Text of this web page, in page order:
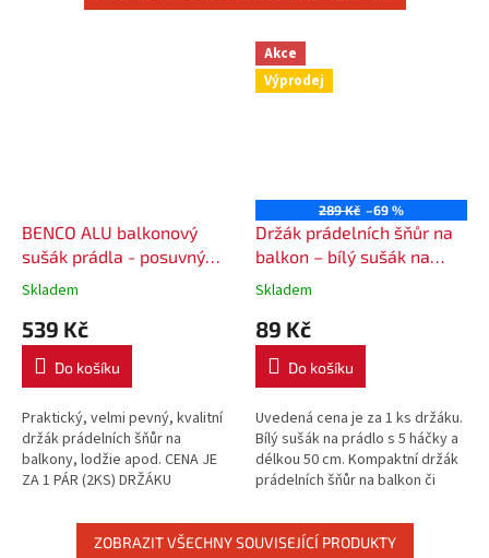
BENCO ALU balkonový
sušák prádla - posuvný
délka 70 cm, 7 háčků
Skladem
539 Kč
Do košíku
Praktický, velmi pevný, kvalitní
držák prádelních šňůr na
balkony, lodžie apod. CENA JE
ZA 1 PÁR (2KS) DRŽÁKU
Akce
Výprodej
289 Kč –69 %
Držák prádelních šňůr na
balkon – bílý sušák na
prádlo 50 cm / 5 háčků
Skladem
89 Kč
Do košíku
Uvedená cena je za 1 ks držáku.
Bílý sušák na prádlo s 5 háčky a
délkou 50 cm. Kompaktní držák
prádelních šňůr na balkon či
ZOBRAZIT VŠECHNY SOUVISEJÍCÍ PRODUKTY